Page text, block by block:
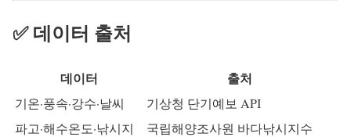
✅ 데이터 출처
데이터 출처
기온·풍속·강수·날씨
기상청 단기예보 API
파고·해수온도·낚시지
국립해양조사원 바다낚시지수